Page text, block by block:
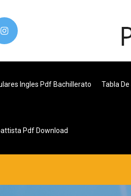
Ingles Pdf Bachillerato Tabla
Pdf Download